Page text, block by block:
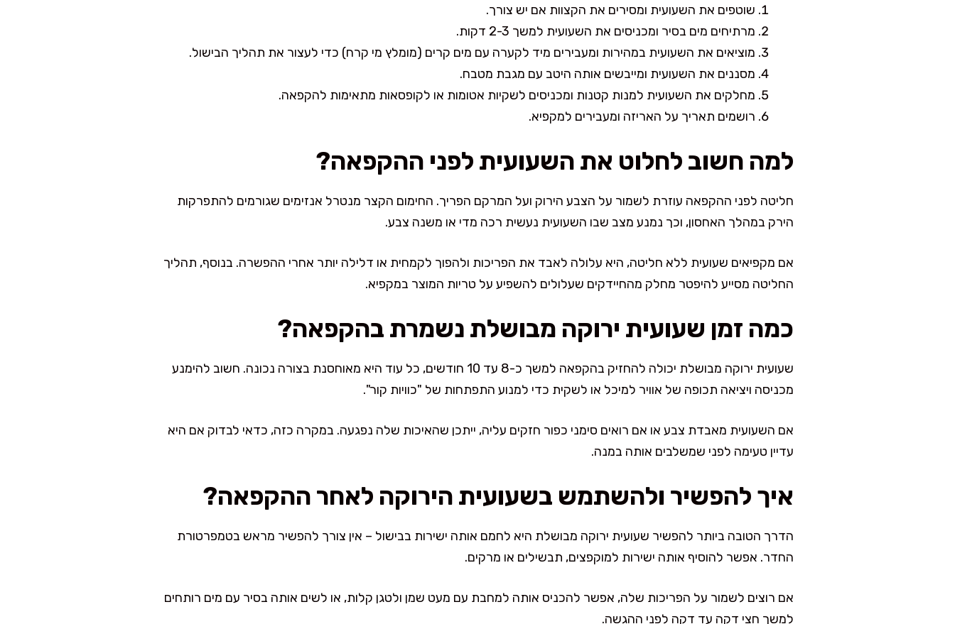
שוטפים את השעועית ומסירים את הקצוות אם יש צורך.
מרתיחים מים בסיר ומכניסים את השעועית למשך 2-3 דקות.
מוציאים את השעועית במהירות ומעבירים מיד לקערה עם מים קרים (מומלץ מי קרח) כדי לעצור את תהליך הבישול.
מסננים את השעועית ומייבשים אותה היטב עם מגבת מטבח.
מחלקים את השעועית למנות קטנות ומכניסים לשקיות אטומות או לקופסאות מתאימות להקפאה.
רושמים תאריך על האריזה ומעבירים למקפיא.
למה חשוב לחלוט את השעועית לפני ההקפאה?
חליטה לפני ההקפאה עוזרת לשמור על הצבע הירוק ועל המרקם הפריך. החימום הקצר מנטרל אנזימים שגורמים להתפרקות
הירק במהלך האחסון, וכך נמנע מצב שבו השעועית נעשית רכה מדי או משנה צבע.
אם מקפיאים שעועית ללא חליטה, היא עלולה לאבד את הפריכות ולהפוך לקמחית או דלילה יותר אחרי ההפשרה. בנוסף, תהליך
החליטה מסייע להיפטר מחלק מהחיידקים שעלולים להשפיע על טריות המוצר במקפיא.
כמה זמן שעועית ירוקה מבושלת נשמרת בהקפאה?
שעועית ירוקה מבושלת יכולה להחזיק בהקפאה למשך כ-8 עד 10 חודשים, כל עוד היא מאוחסנת בצורה נכונה. חשוב להימנע
מכניסה ויציאה תכופה של אוויר למיכל או לשקית כדי למנוע התפתחות של "כוויות קור".
אם השעועית מאבדת צבע או אם רואים סימני כפור חזקים עליה, ייתכן שהאיכות שלה נפגעה. במקרה כזה, כדאי לבדוק אם היא
עדיין טעימה לפני שמשלבים אותה במנה.
איך להפשיר ולהשתמש בשעועית הירוקה לאחר ההקפאה?
הדרך הטובה ביותר להפשיר שעועית ירוקה מבושלת היא לחמם אותה ישירות בבישול – אין צורך להפשיר מראש בטמפרטורת
החדר. אפשר להוסיף אותה ישירות למוקפצים, תבשילים או מרקים.
אם רוצים לשמור על הפריכות שלה, אפשר להכניס אותה למחבת עם מעט שמן ולטגן קלות, או לשים אותה בסיר עם מים רותחים
למשך חצי דקה עד דקה לפני ההגשה.